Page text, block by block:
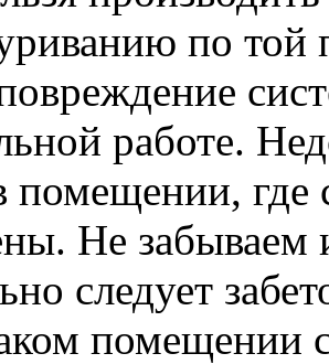
по той
работе.
помещении, где
Не забываем
следует
помещении